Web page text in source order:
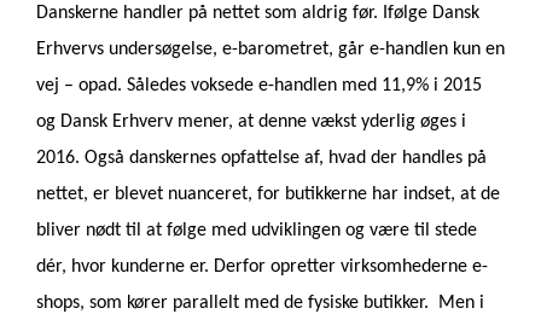
Danskerne handler på nettet som aldrig før. Ifølge Dansk
Erhvervs undersøgelse, e-barometret, går e-handlen kun en
vej – opad. Således voksede e-handlen med 11,9% i 2015
og Dansk Erhverv mener, at denne vækst yderlig øges i
2016. Også danskernes opfattelse af, hvad der handles på
nettet, er blevet nuanceret, for butikkerne har indset, at de
bliver nødt til at følge med udviklingen og være til stede
dér, hvor kunderne er. Derfor opretter virksomhederne e-
shops, som kører parallelt med de fysiske butikker. Men i